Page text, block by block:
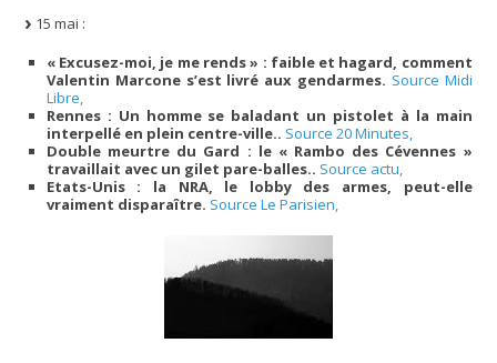
15 mai :
« Excusez-moi, je me rends » : faible et hagard, comment
Valentin Marcone s’est livré aux gendarmes. Source Midi
Libre,
Rennes : Un homme se baladant un pistolet à la main
interpellé en plein centre-ville.. Source 20 Minutes,
Double meurtre du Gard : le « Rambo des Cévennes »
travaillait avec un gilet pare-balles.. Source actu,
Etats-Unis : la NRA, le lobby des armes, peut-elle
vraiment disparaître. Source Le Parisien,